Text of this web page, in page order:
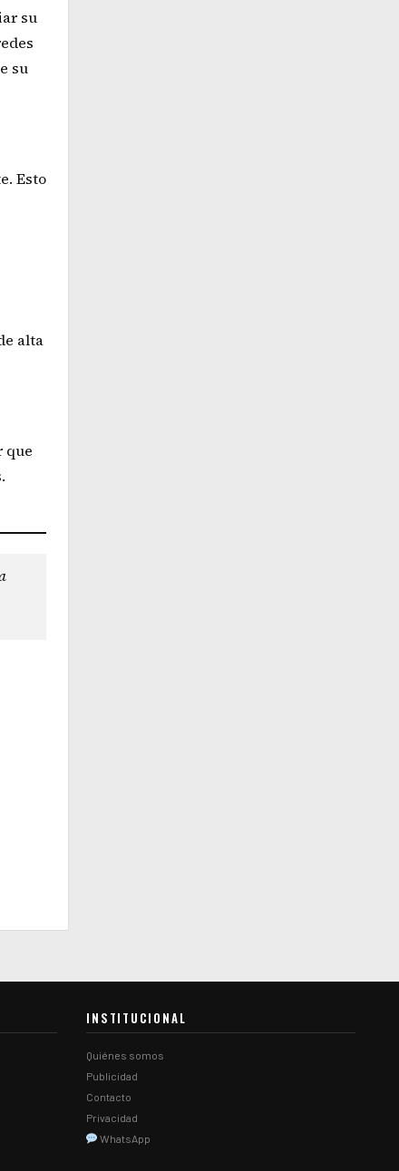
su
su
Esto
alta
que
INSTITUCIONAL
Quiénes somos
Publicidad
Contacto
Privacidad
WhatsApp